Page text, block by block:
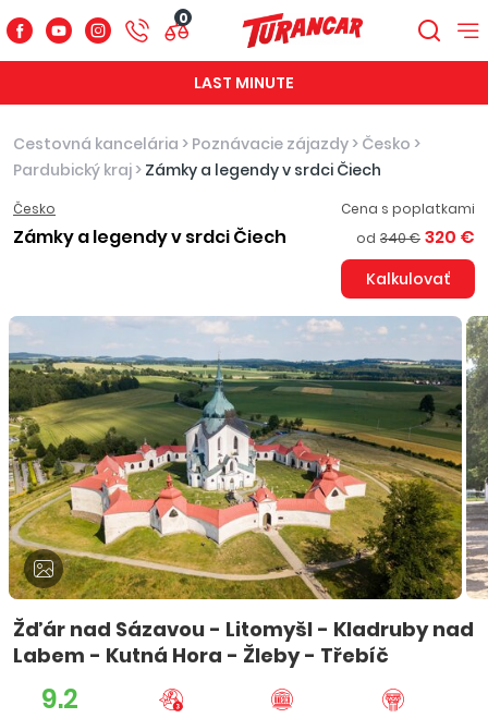
0
LAST MINUTE
Cestovná kancelária > Poznávacie zájazdy > Česko >
Pardubický kraj > Zámky a legendy v srdci Čiech
Česko
Zámky a legendy v srdci Čiech
Cena s poplatkami
od 340 € 320 €
Kalkulovať
Žďár nad Sázavou - Litomyšl - Kladruby nad
Labem - Kutná Hora - Žleby - Třebíč
9.2